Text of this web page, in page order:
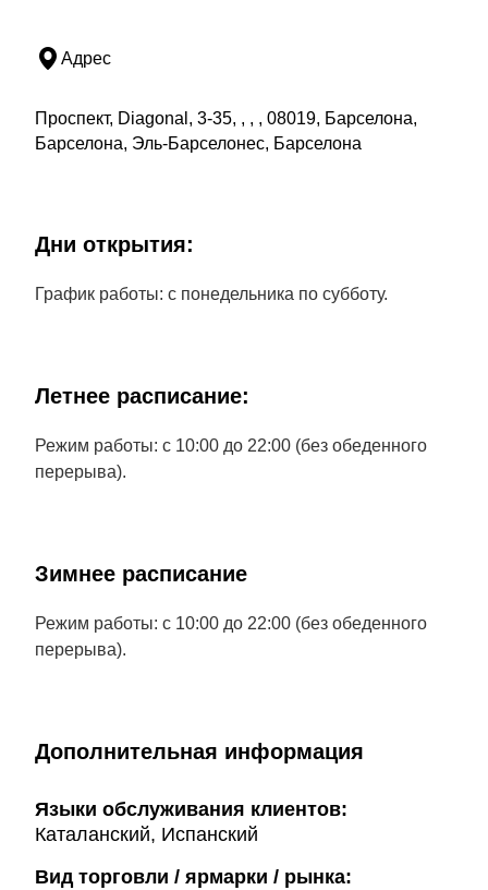
Адрес
Проспект, Diagonal, 3-35, , , , 08019, Барселона,
Барселона, Эль-Барселонес, Барселона
Дни открытия:
График работы: с понедельника по субботу.
Летнее расписание:
Режим работы: с 10:00 до 22:00 (без обеденного
перерыва).
Зимнее расписание
Режим работы: с 10:00 до 22:00 (без обеденного
перерыва).
Дополнительная информация
Языки обслуживания клиентов:
Каталанский, Испанский
Вид торговли / ярмарки / рынка: